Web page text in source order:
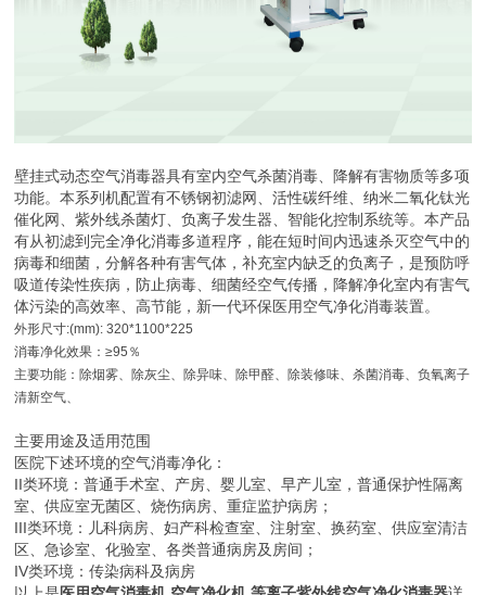
壁挂式动态空气消毒器具有室内空气杀菌消毒、降解有害物质等多项
功能。本系列机配置有不锈钢初滤网、活性碳纤维、纳米二氧化钛光
催化网、紫外线杀菌灯、负离子发生器、智能化控制系统等。本产品
有从初滤到完全净化消毒多道程序，能在短时间内迅速杀灭空气中的
病毒和细菌，分解各种有害气体，补充室内缺乏的负离子，是预防呼
吸道传染性疾病，防止病毒、细菌经空气传播，降解净化室内有害气
体污染的高效率、高节能，新一代环保医用空气净化消毒装置。
外形尺寸:(mm): 320*1100*225
消毒净化效果：≥95 ％
主要功能：除烟雾、除灰尘、除异味、除甲醛、除装修味、杀菌消毒、负氧离子
清新空气、
主要用途及适用范围
医院下述环境的空气消毒净化：
II类环境：普通手术室、产房、婴儿室、早产儿室，普通保护性隔离
室、供应室无菌区、烧伤病房、重症监护病房；
III类环境：儿科病房、妇产科检查室、注射室、换药室、供应室清洁
区、急诊室、化验室、各类普通病房及房间；
IV类环境：传染病科及病房